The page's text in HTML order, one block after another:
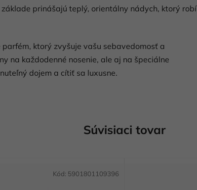
prinášajú teplý, orientálny nádych, ktorý robí
parfém, ktorý zvyšuje vašu sebavedomosť a
na každodenné nosenie, ale aj na špeciálne
dojem a cítiť sa luxusne.
Súvisiaci tovar
Kód: 5901801109396